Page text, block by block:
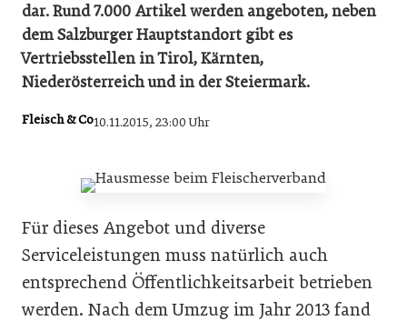
dar. Rund 7.000 Artikel werden angeboten, neben
dem Salzburger Hauptstandort gibt es
Vertriebsstellen in Tirol, Kärnten,
Niederösterreich und in der Steiermark.
Fleisch & Co10.11.2015, 23:00 Uhr
Für dieses Angebot und diverse
Serviceleistungen muss natürlich auch
entsprechend Öffentlichkeitsarbeit betrieben
werden. Nach dem Umzug im Jahr 2013 fand